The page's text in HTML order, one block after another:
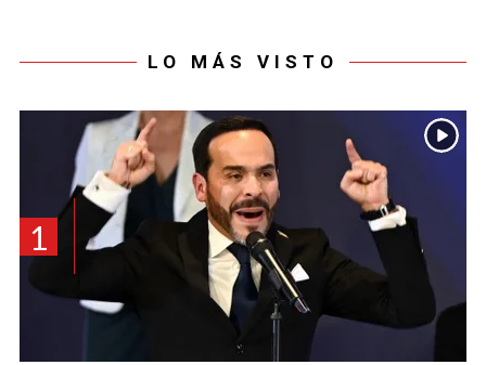
LO MÁS VISTO
1